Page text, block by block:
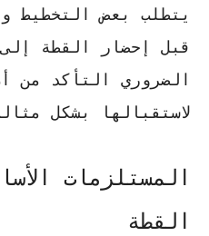
يتطلب بعض التخطيط
قبل إحضار القطة
الضروري التأكد من
لاستقبالها بشكل
المستلزمات
القطة